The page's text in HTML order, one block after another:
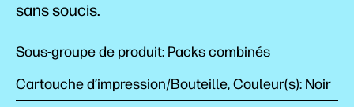
sans soucis.
Sous-groupe de produit: Packs combinés
Cartouche d’impression/Bouteille, Couleur(s): Noir